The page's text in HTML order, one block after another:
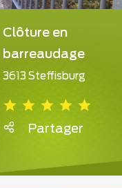
Clôture en
barreaudage
3613 Steffisburg
Partager